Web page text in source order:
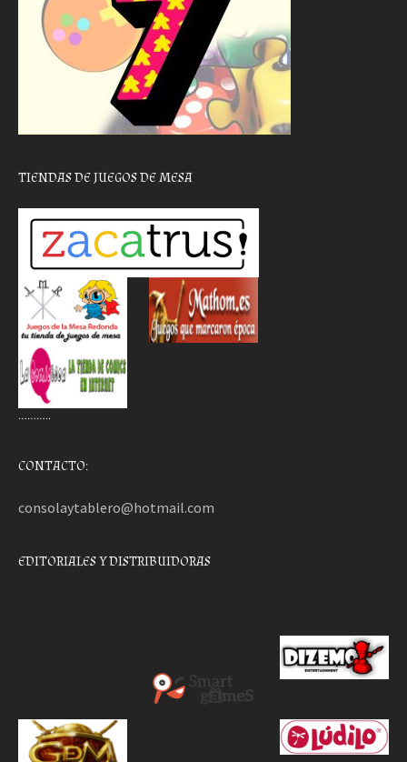
TIENDAS DE JUEGOS DE MESA
………..
CONTACTO:
consolaytablero@hotmail.com
EDITORIALES Y DISTRIBUIDORAS